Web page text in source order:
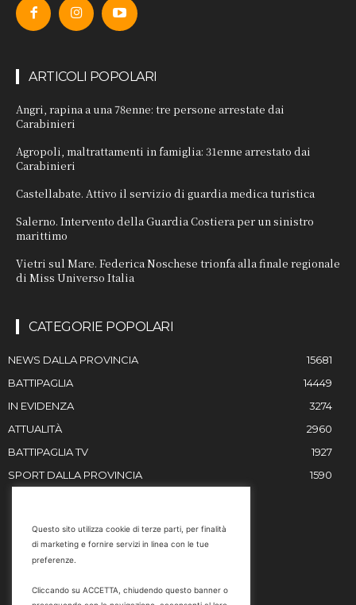
ARTICOLI POPOLARI
Angri, rapina a una 78enne: tre persone arrestate dai
Carabinieri
Agropoli, maltrattamenti in famiglia: 31enne arrestato dai
Carabinieri
Castellabate. Attivo il servizio di guardia medica turistica
Salerno. Intervento della Guardia Costiera per un sinistro
marittimo
Vietri sul Mare. Federica Noschese trionfa alla finale regionale
di Miss Universo Italia
CATEGORIE POPOLARI
NEWS DALLA PROVINCIA
15681
BATTIPAGLIA
14449
IN EVIDENZA
3274
ATTUALITÀ
2960
BATTIPAGLIA TV
1927
SPORT DALLA PROVINCIA
1590
Email
marketing@battipaglia1929.it
Questo sito utilizza cookie di terze parti, per finalità
di marketing e fornire servizi in linea con le tue
preferenze.
Cliccando su ACCETTA, chiudendo questo banner o